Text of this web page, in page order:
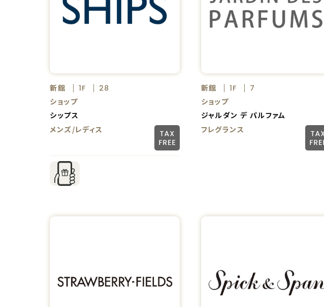
新館 1F
28
ショップ
シップス
メンズ/レディス
新館 1F
7
ショップ
ジャルダン デ パルファム
フレグランス